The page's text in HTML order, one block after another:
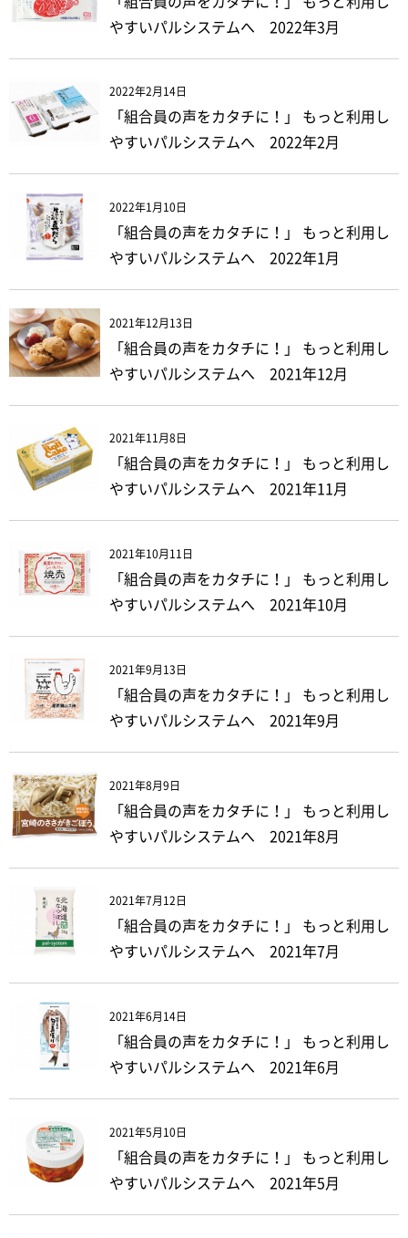
やすいパルシステムへ 2022年3月
2022年2月14日
「組合員の声をカタチに！」 もっと利用し
やすいパルシステムへ 2022年2月
2022年1月10日
「組合員の声をカタチに！」 もっと利用し
やすいパルシステムへ 2022年1月
2021年12月13日
「組合員の声をカタチに！」 もっと利用し
やすいパルシステムへ 2021年12月
2021年11月8日
「組合員の声をカタチに！」 もっと利用し
やすいパルシステムへ 2021年11月
2021年10月11日
「組合員の声をカタチに！」 もっと利用し
やすいパルシステムへ 2021年10月
2021年9月13日
「組合員の声をカタチに！」 もっと利用し
やすいパルシステムへ 2021年9月
2021年8月9日
「組合員の声をカタチに！」 もっと利用し
やすいパルシステムへ 2021年8月
2021年7月12日
「組合員の声をカタチに！」 もっと利用し
やすいパルシステムへ 2021年7月
2021年6月14日
「組合員の声をカタチに！」 もっと利用し
やすいパルシステムへ 2021年6月
2021年5月10日
「組合員の声をカタチに！」 もっと利用し
やすいパルシステムへ 2021年5月